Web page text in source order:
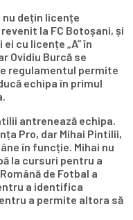
dețin licențe
la FC Botoșani, și
cu licențe „A” în
Ovidiu Burcă se
regulamentul permite
echipa în primul
antrenează echipa.
Pro, dar Mihai Pintilii,
în funcție. Mihai nu
la cursuri pentru a
de Fotbal a
a identifica
a permite altora să